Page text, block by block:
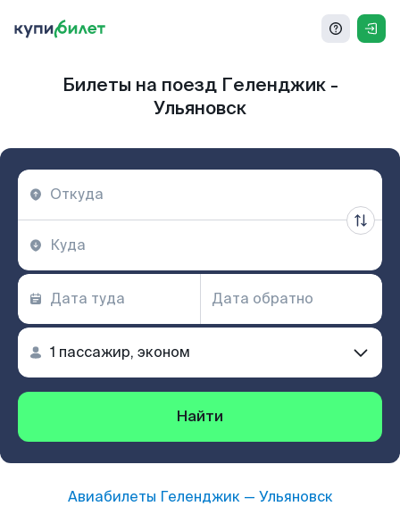
Билеты на поезд Геленджик -
Ульяновск
Найти
Авиабилеты Геленджик— Ульяновск